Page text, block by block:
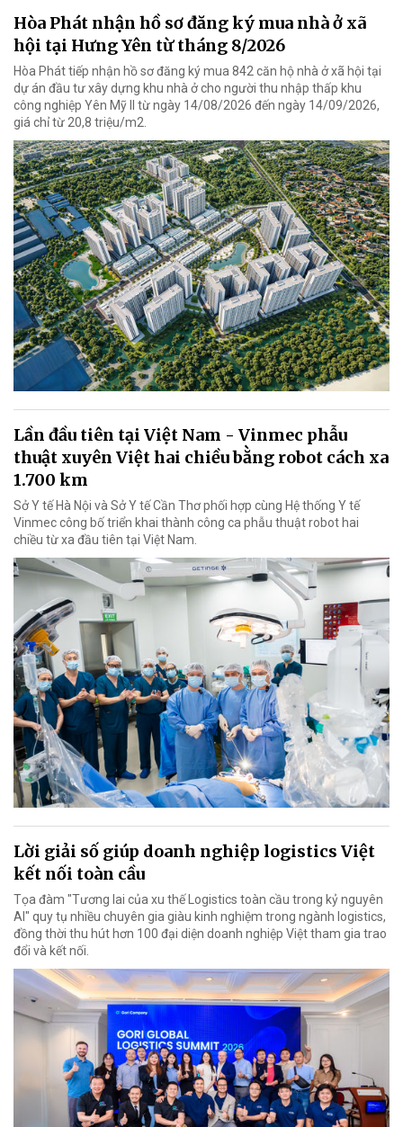
Hòa Phát nhận hồ sơ đăng ký mua nhà ở xã
hội tại Hưng Yên từ tháng 8/2026
Hòa Phát tiếp nhận hồ sơ đăng ký mua 842 căn hộ nhà ở xã hội tại
dự án đầu tư xây dựng khu nhà ở cho người thu nhập thấp khu
công nghiệp Yên Mỹ II từ ngày 14/08/2026 đến ngày 14/09/2026,
giá chỉ từ 20,8 triệu/m2.
Lần đầu tiên tại Việt Nam - Vinmec phẫu
thuật xuyên Việt hai chiều bằng robot cách xa
1.700 km
Sở Y tế Hà Nội và Sở Y tế Cần Thơ phối hợp cùng Hệ thống Y tế
Vinmec công bố triển khai thành công ca phẫu thuật robot hai
chiều từ xa đầu tiên tại Việt Nam.
Lời giải số giúp doanh nghiệp logistics Việt
kết nối toàn cầu
Tọa đàm "Tương lai của xu thế Logistics toàn cầu trong kỷ nguyên
AI" quy tụ nhiều chuyên gia giàu kinh nghiệm trong ngành logistics,
đồng thời thu hút hơn 100 đại diện doanh nghiệp Việt tham gia trao
đổi và kết nối.